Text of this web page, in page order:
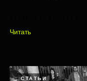
Читать
СТАТЬИ